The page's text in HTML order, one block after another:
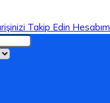
Takip Edin Hesabım